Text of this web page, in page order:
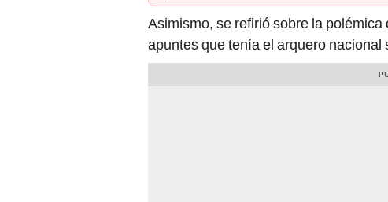
Asimismo, se refirió sobre la
apuntes que tenía el arquero